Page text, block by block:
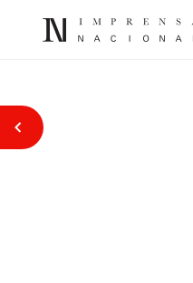
Voltar atrás